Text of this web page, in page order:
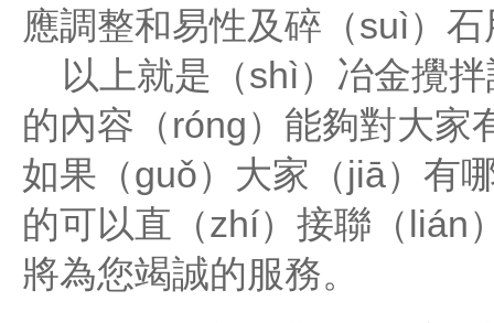
應調整和易性及碎（suì）
以上就是（shì）冶金攪拌
的內容（róng）能夠對大家
如果（guǒ）大家（jiā）有
的可以直（zhí）接聯（lián
將為您竭誠的服務。